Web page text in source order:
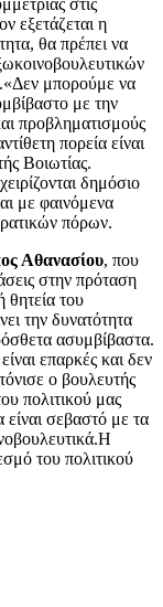
εξετάζεται η
θα πρέπει να
μπορούμε να
με την
προβληματισμούς
πορεία είναι
Βοιωτίας.
δημόσιο
με φαινόμενα
πόρων.
Αθανασίου, που
στην πρόταση
θητεία του
την δυνατότητα
ασυμβίβαστα.
επαρκές και δεν
ο βουλευτής
πολιτικού μας
σεβαστό με τα
του πολιτικού